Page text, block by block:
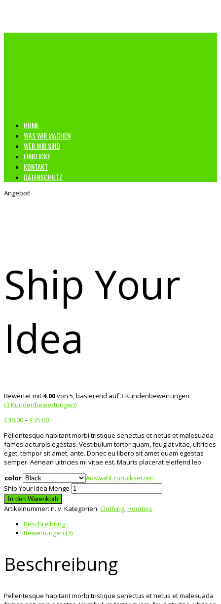
HOME
WAS WIR MACHEN
WER WIR SIND
EINBLICKE
KONTAKT
DATENSCHUTZ
Angebot!
Ship Your
Idea
Bewertet mit 4.00von 5, basierend auf3 Kundenbewertungen
(3 Kundenbewertungen)
£30.00– £35.00
Pellentesque habitant morbi tristique senectus et netus et malesuada
fames ac turpis egestas. Vestibulum tortor quam, feugiat vitae, ultricies
eget, tempor sit amet, ante. Donec eu libero sit amet quam egestas
semper. Aenean ultricies mi vitae est. Mauris placerat eleifend leo.
color
Auswahl zurücksetzen
Ship Your Idea Menge
In den Warenkorb
Artikelnummer: n. v. Kategorien: Clothing,Hoodies
Beschreibung
Bewertungen (3)
Beschreibung
Pellentesque habitant morbi tristique senectus et netus et malesuada